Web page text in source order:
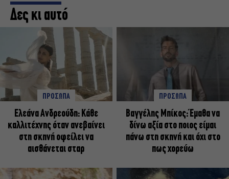
Δες κι αυτό
ΠΡΟΣΩΠΑ
Ελεάνα Ανδρεούδη: Κάθε
καλλιτέχνης όταν ανεβαίνει
στη σκηνή οφείλει να
αισθάνεται σταρ
ΠΡΟΣΩΠΑ
Βαγγέλης Μπίκος: Έμαθα να
δίνω αξία στο ποιος είμαι
πάνω στη σκηνή και όχι στο
πως χορεύω